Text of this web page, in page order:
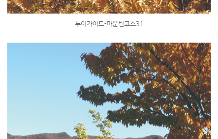
투어가이드-마운틴코스31